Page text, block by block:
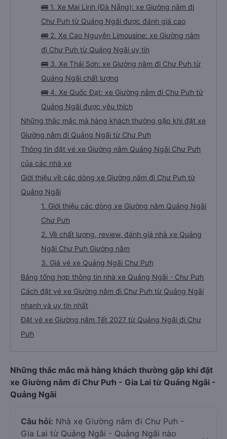
🚌 1. Xe Mai Linh (Đà Nẵng): xe Giường nằm đi
Chư Pưh từ Quảng Ngãi được đánh giá cao
🚌 2. Xe Cao Nguyên Limousine: xe Giường nằm
đi Chư Pưh từ Quảng Ngãi uy tín
🚌 3. Xe Thái Sơn: xe Giường nằm đi Chư Pưh từ
Quảng Ngãi chất lượng
🚌 4. Xe Quốc Đạt: xe Giường nằm đi Chư Pưh từ
Quảng Ngãi được yêu thích
Những thắc mắc mà hàng khách thường gặp khi đặt xe
Giường nằm đi Quảng Ngãi từ Chư Pưh
Thông tin đặt vé xe Giường nằm Quảng Ngãi Chư Pưh
của các nhà xe
Giới thiệu về các dòng xe Giường nằm đi Chư Pưh từ
Quảng Ngãi
1. Giới thiệu các dòng xe Giường nằm Quảng Ngãi
Chư Pưh
2. Về chất lượng, review, đánh giá nhà xe Quảng
Ngãi Chư Pưh Giường nằm
3. Giá vé xe Quảng Ngãi Chư Pưh
Bảng tổng hợp thông tin nhà xe Quảng Ngãi - Chư Pưh
Cách đặt vé xe Giường nằm đi Chư Pưh từ Quảng Ngãi
nhanh và uy tín nhất
Đặt vé xe Giường nằm Tết 2027 từ Quảng Ngãi đi Chư
Pưh
Những thắc mắc mà hàng khách thường gặp khi đặt
xe Giường nằm đi Chư Pưh - Gia Lai từ Quảng Ngãi -
Quảng Ngãi
Câu hỏi: Nhà xe Giường nằm đi Chư Pưh -
Gia Lai từ Quảng Ngãi - Quảng Ngãi nào